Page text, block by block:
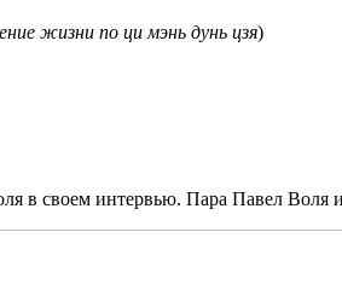
жизни по ци мэнь дунь цзя)
в своем интервью. Пара Павел